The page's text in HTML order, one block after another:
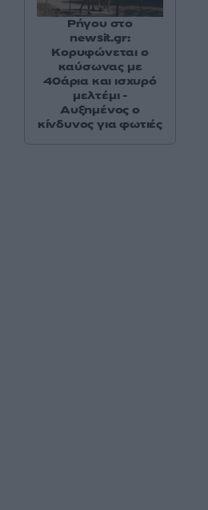
Ρήγου στο
newsit.gr:
Κορυφώνεται ο
καύσωνας με
40άρια και ισχυρό
μελτέμι -
Αυξημένος ο
κίνδυνος για φωτιές